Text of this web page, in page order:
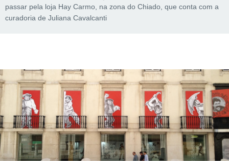
passar pela loja Hay Carmo, na zona do Chiado, que conta com a
curadoria de Juliana Cavalcanti